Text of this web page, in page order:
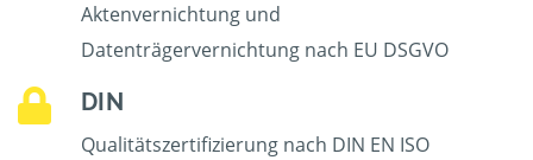
Aktenvernichtung und
Datenträgervernichtung nach EU DSGVO
DIN
Qualitätszertifizierung nach DIN EN ISO